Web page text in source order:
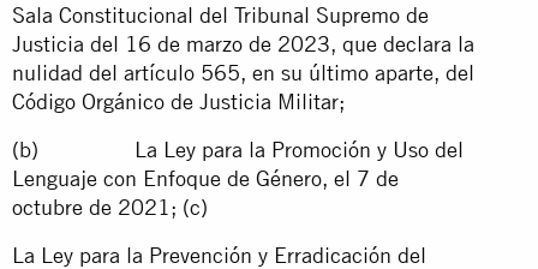
Sala Constitucional del Tribunal Supremo de
Justicia del 16 de marzo de 2023, que declara la
nulidad del artículo 565, en su último aparte, del
Código Orgánico de Justicia Militar;
(b) La Ley para la Promoción y Uso del
Lenguaje con Enfoque de Género, el 7 de
octubre de 2021; (c)
La Ley para la Prevención y Erradicación del